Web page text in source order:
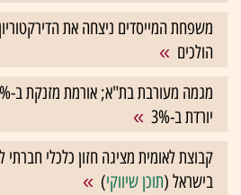
משפחת המייסדים ניצחה את
הולכים
יורדת ב-3%
קבוצת לאומית מציגה חזון כלכלי חברתי
בישראל (תוכן שיווקי)